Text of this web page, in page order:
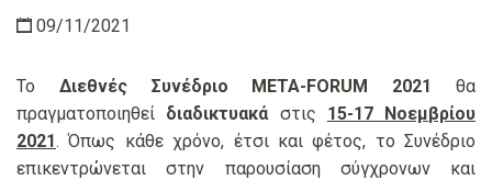
09/11/2021
Το Διεθνές Συνέδριο META-FORUM 2021
θα
πραγματοποιηθεί διαδικτυακά στις 15-17 Νοεμβρίου
2021. Όπως κάθε χρόνο, έτσι και φέτος, το Συνέδριο
επικεντρώνεται στην παρουσίαση σύγχρονων και